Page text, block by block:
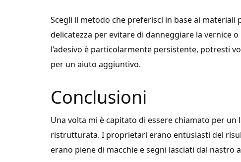
Scegli il metodo che preferisci in base ai
delicatezza per evitare di danneggiare la vernice
l’adesivo è particolarmente persistente, potresti
per un aiuto aggiuntivo.
Conclusioni
Una volta mi è capitato di essere chiamato per un
ristrutturata. I proprietari erano entusiasti del
erano piene di macchie e segni lasciati dal nastro